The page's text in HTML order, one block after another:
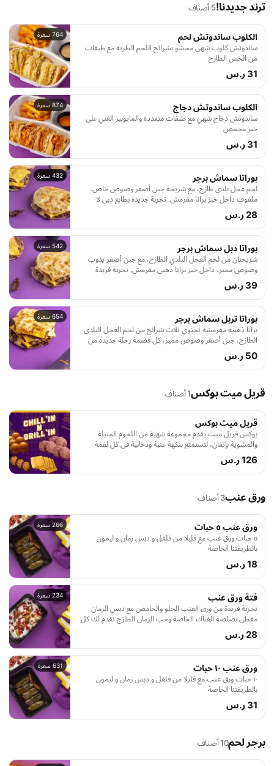
ترند جديدنا!5 أصناف
764 سعرة الكلوب ساندوتش لحم
ساندوتش كلوب شهي محشو بشرائح اللحم الطرية مع طبقات
من الخس الطازج
31 ر.س
874 سعرة الكلوب ساندوتش دجاج
ساندوتش دجاج شهي مع طبقات متعددة والمايونيز الغني على
خبز محمص
31 ر.س
432 سعرة بوراتا سماش برجر
لحم عجل بلدي طازج، مع شريحة جبن أصفر وصوص خاص،
ملفوف داخل خبز براتا مقرمش. تجربة جديدة بطابع دبي لا
تُفوَّت
28 ر.س
542 سعرة بوراتا دبل سماش برجر
شريحتان من لحم العجل البلدي الطازج، مع جبن أصفر يذوب
وصوص مميز، داخل خبز براتا ذهبي مقرمش. تجربة فريدة
مستوحاة من دبي
39 ر.س
654 سعرة بوراتا تربل سماش برجر
براتا ذهبية مقرمشة تحتوي ثلاث شرائح من لحم العجل البلدي
الطازج، جبن أصفر وصوص مميز، كل قضمة رحلة جديدة من
نكهات دبي الشهيرة
50 ر.س
قريل ميت بوكس1 أصناف
قريل ميت بوكس
بوكس قريل ميت يقدم مجموعة شهية من اللحوم المتبلة
والمشوية بإتقان، لتستمتع بنكهة غنية ودخانية في كل لقمة
126 ر.س
ورق عنب3 أصناف
266 سعرة ورق عنب ٥ حبات
٥ حبات ورق عنب مع قليلا من فلفل و دبس رمان و ليمون
بالطريقتنا الخاصة
18 ر.س
234 سعرة فتة ورق عنب
تجربة فريدة من ورق العنب الحلو والحامض مع دبس الرمان
مغطي بصلصة الفتاك الخاصة وحب الرمان الطازج تقدم لك كل
قضمة مزيجًا من النكهات الغنية والمتميزة
28 ر.س
631 سعرة ورق عنب ١٠ حبات
١٠ حبات ورق عنب مع قليلا من فلفل و دبس رمان و ليمون
بالطريقتنا الخاصة
31 ر.س
برجر لحم10 أصناف